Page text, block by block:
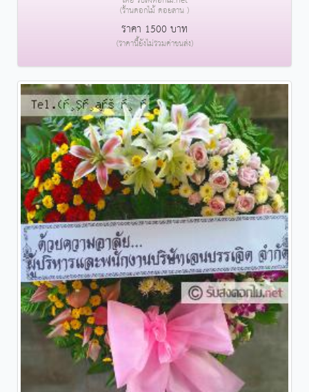
(ร้านดอกไม้ ดอยลาน )
ราคา 1500 บาท
(ราคานี้ยังไม่รวมค่าขนส่ง)